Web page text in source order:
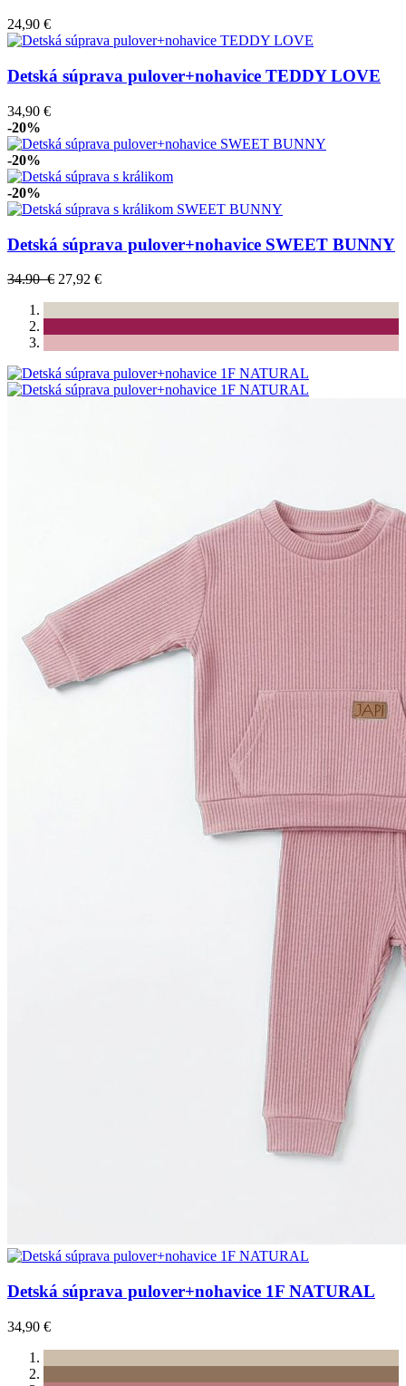
24,90 €
Detská súprava pulover+nohavice TEDDY LOVE
34,90 €
-20%
-20%
-20%
Detská súprava pulover+nohavice SWEET BUNNY
34.90 € 27,92 €
Detská súprava pulover+nohavice 1F NATURAL
34,90 €